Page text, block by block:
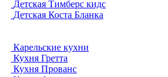
Детская Тимберс кидс
Детская Коста Бланка
Карельские кухни
Кухня Гретта
Кухня Прованс